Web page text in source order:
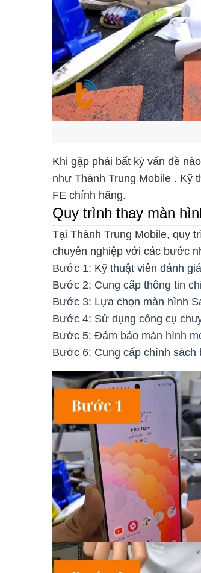
Khi gặp phải bất kỳ vấn đề
như Thành Trung Mobile . Kỹ
FE chính hãng.
Quy trình thay màn
Tại Thành Trung Mobile, quy
chuyên nghiệp với các bước
Bước 1: Kỹ thuật viên đánh
Bước 2: Cung cấp thông tin
Bước 3: Lựa chọn màn hình
Bước 4: Sử dụng công cụ
Bước 5: Đảm bảo màn hình
Bước 6: Cung cấp chính sách